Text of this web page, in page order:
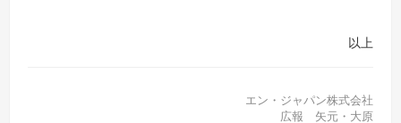
以上
エン・ジャパン株式会社
広報 矢元・大原